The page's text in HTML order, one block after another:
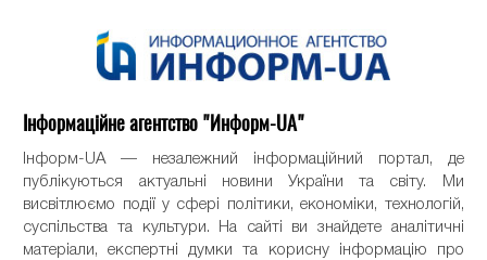
Інформаційне агентство "Информ-UA"
Інформ-UA — незалежний інформаційний портал, де
публікуються актуальні новини України та світу. Ми
висвітлюємо події у сфері політики, економіки, технологій,
суспільства та культури. На сайті ви знайдете аналітичні
матеріали, експертні думки та корисну інформацію про